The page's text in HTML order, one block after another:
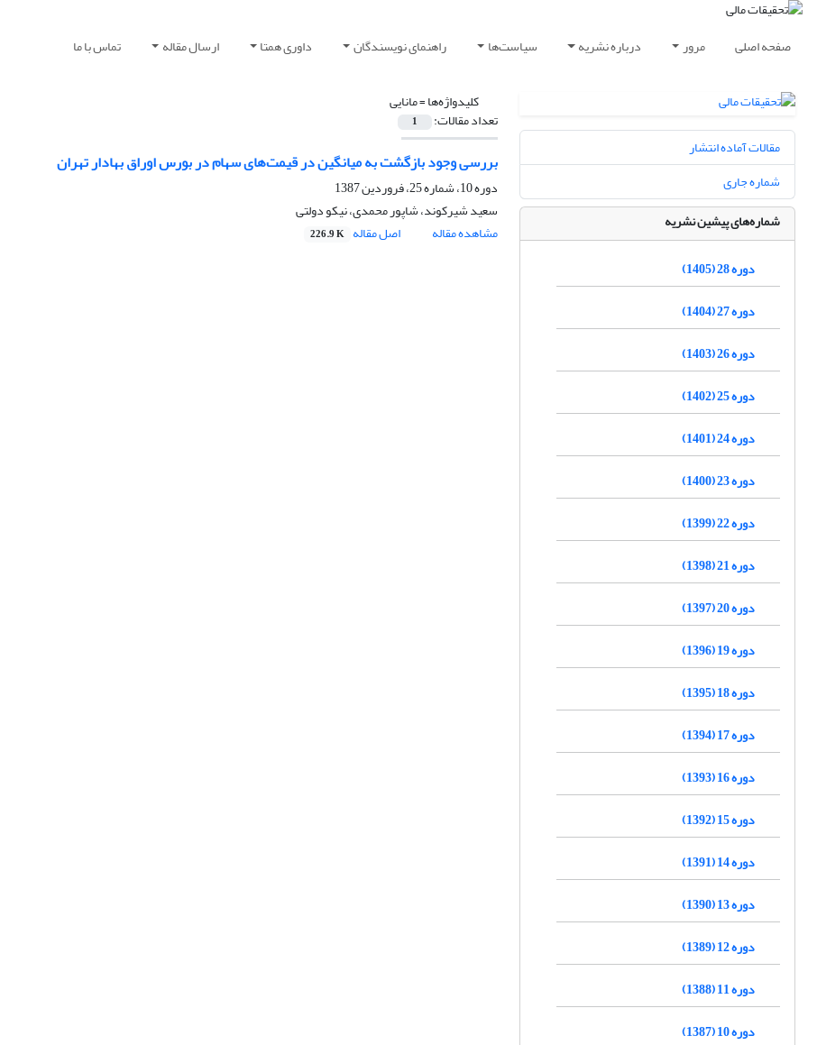
صفحه اصلی مرور درباره نشریه سیاست‌ها راهنمای نویسندگان داوری همتا ارسال مقاله تماس با ما
کلیدواژه‌ها =مانایی
تعداد مقالات: 1
بررسی وجود بازگشت به میانگین در قیمت‌های سهام در بورس اوراق بهادار تهران
دوره 10، شماره 25، فروردین 1387
سعید شیرکوند، شاپور محمدی، نیکو دولتی
مشاهده مقاله
اصل مقاله 226.9 K
مقالات آماده انتشار
شماره جاری
شماره‌های پیشین نشریه
دوره 28 (1405)
دوره 27 (1404)
دوره 26 (1403)
دوره 25 (1402)
دوره 24 (1401)
دوره 23 (1400)
دوره 22 (1399)
دوره 21 (1398)
دوره 20 (1397)
دوره 19 (1396)
دوره 18 (1395)
دوره 17 (1394)
دوره 16 (1393)
دوره 15 (1392)
دوره 14 (1391)
دوره 13 (1390)
دوره 12 (1389)
دوره 11 (1388)
دوره 10 (1387)